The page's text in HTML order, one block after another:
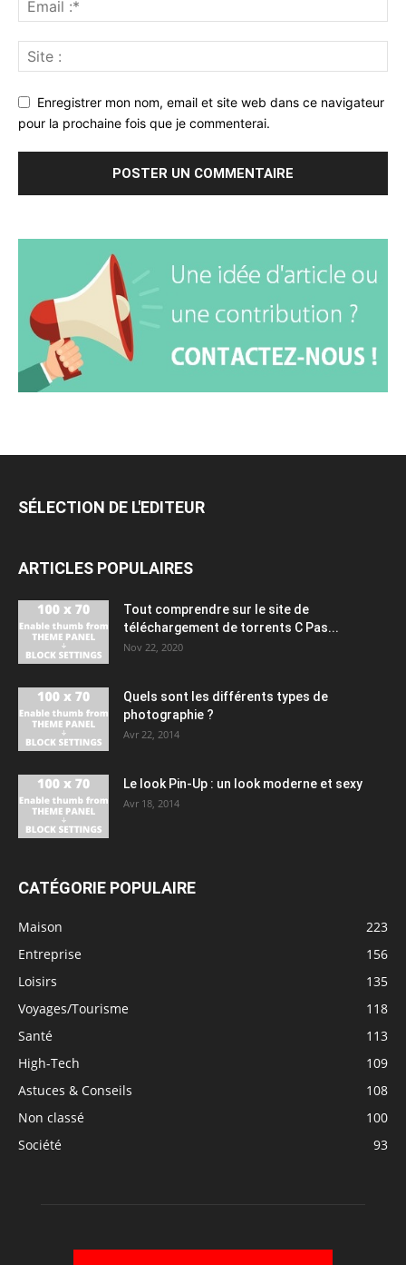
Enregistrer mon nom, email et site web dans ce navigateur
pour la prochaine fois que je commenterai.
SÉLECTION DE L'EDITEUR
ARTICLES POPULAIRES
Tout comprendre sur le site de
téléchargement de torrents C Pas...
Nov 22, 2020
Quels sont les différents types de
photographie ?
Avr 22, 2014
Le look Pin-Up : un look moderne et sexy
Avr 18, 2014
CATÉGORIE POPULAIRE
Maison
223
Entreprise
156
Loisirs
135
Voyages/Tourisme
118
Santé
113
High-Tech
109
Astuces & Conseils
108
Non classé
100
Société
93